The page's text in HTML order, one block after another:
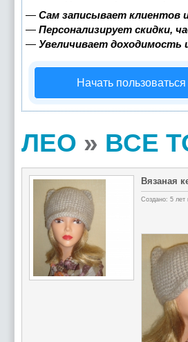
— Сам записывает клиентов
— Персонализирует скидки,
— Увеличивает
Начать
ЛЕО » ВСЕ
Вязаная
Создано: 5 лет